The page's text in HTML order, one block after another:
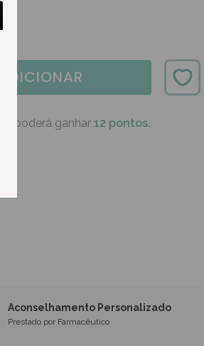
ADICIONAR
poderá ganhar 12 pontos.
Aconselhamento Personalizado
Prestado por Farmacêutico